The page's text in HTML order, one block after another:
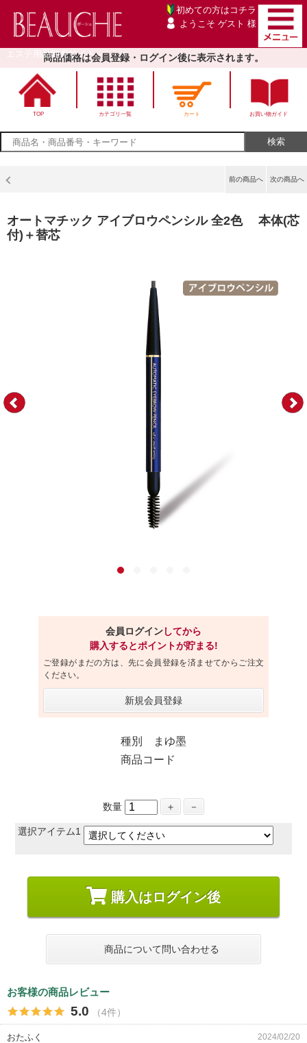
エステ用品卸売サイト
初めての方は コチラ
ようこそ ゲスト 様
商品価格は会員登録・ログイン後に表示されます。
TOP カテゴリ一覧 カート お買い物ガイド
次の商品へ
前の商品へ
オートマチック アイブロウペンシル 全2色 本体(芯
付)＋替芯
会員ログインしてから
購入するとポイントが貯まる!
ご登録がまだの方は、先に会員登録を済ませてからご注文
ください。
新規会員登録
種別 まゆ墨
商品コード
数量 ＋ －
選択アイテム1
購入はログイン後
商品について問い合わせる
お客様の商品レビュー
5.0 （4件）
おたふく 2024/02/20